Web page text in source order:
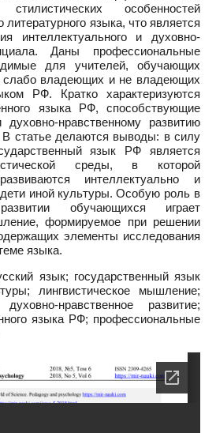
особенностей
литературного языка, что является
интеллектуального и духовно-
Даны профессиональные
для учителей, обучающих
слабо владеющих и не владеющих
РФ. Кратко характеризуются
языка РФ, способствующие
духовно-нравственному развитию
В статье делаются выводы: в силу
язык РФ является
среды, в которой
интеллектуально и
иной культуры. Особую роль в
обучающихся играет
формируемое при решении
элементы исследования
языка.
язык; государственный язык
лингвистическое мышление;
нравственное развитие;
языка РФ; профессиональные